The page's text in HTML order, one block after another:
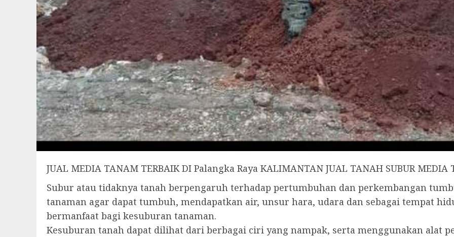
JUAL MEDIA TANAM TERBAIK DI Palangka Raya KALIMANTAN JUAL TANAH SUBUR MEDIA
Subur atau tidaknya tanah berpengaruh terhadap pertumbuhan dan perkembangan
tanaman agar dapat tumbuh, mendapatkan air, unsur hara, udara dan sebagai tempat
bermanfaat bagi kesuburan tanaman.
Kesuburan tanah dapat dilihat dari berbagai ciri yang nampak, serta menggunakan alat